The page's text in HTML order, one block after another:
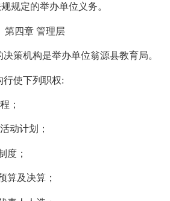
定的举办单位义务。
第四章 管理层
机构是举办单位翁源县教育局。
使下列职权:
；
动计划；
；
及决算；